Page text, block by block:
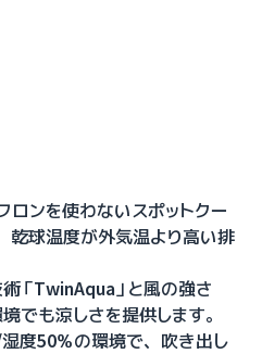
ンを使わないスポットクー
球温度が外気温より高い排
「TwinAqua」と風の強さ
でも涼しさを提供します。
度50％の環境で、吹き出し